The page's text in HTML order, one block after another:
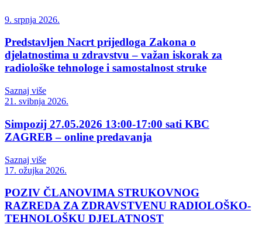
9. srpnja 2026.
Predstavljen Nacrt prijedloga Zakona o
djelatnostima u zdravstvu – važan iskorak za
radiološke tehnologe i samostalnost struke
Saznaj više
21. svibnja 2026.
Simpozij 27.05.2026 13:00-17:00 sati KBC
ZAGREB – online predavanja
Saznaj više
17. ožujka 2026.
POZIV ČLANOVIMA STRUKOVNOG
RAZREDA ZA ZDRAVSTVENU RADIOLOŠKO-
TEHNOLOŠKU DJELATNOST